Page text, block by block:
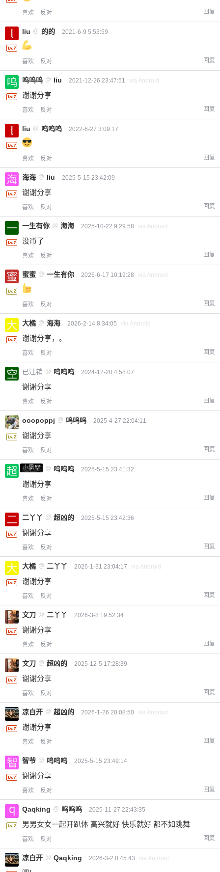
喜欢 反对 回复
liu @ 的的 2021-6-9 5:53:59
喜欢 反对 回复
呜呜呜 @ liu 2021-12-26 23:47:51 via Android
谢谢分享
喜欢 反对 回复
liu @ 呜呜呜 2022-6-27 3:09:17
喜欢 反对 回复
海海 @ liu 2025-5-15 23:42:09
谢谢分享
喜欢 反对 回复
一生有你 @ 海海 2025-10-22 9:29:58 via Android
没币了
喜欢 反对 回复
蜜蜜 @ 一生有你 2026-6-17 10:19:28 via Android
喜欢 反对 回复
大橘 @ 海海 2026-2-14 8:34:05 via Android
谢谢分享，。
喜欢 反对 回复
已注销 @ 呜呜呜 2024-12-20 4:58:07
谢谢分享
喜欢 反对 回复
ooopoppj @ 呜呜呜 2025-4-27 22:04:11
谢谢分享
喜欢 反对 回复
小黑屋
超凶的 @ 呜呜呜 2025-5-15 23:41:32
谢谢分享
喜欢 反对 回复
二丫丫 @ 超凶的 2025-5-15 23:42:36
谢谢分享
喜欢 反对 回复
大橘 @ 二丫丫 2026-1-31 23:04:17 via Android
谢谢分享
喜欢 反对 回复
文刀 @ 二丫丫 2026-3-8 19:52:34
谢谢分享
喜欢 反对 回复
文刀 @ 超凶的 2025-12-5 17:28:39
谢谢分享
喜欢 反对 回复
凉白开 @ 超凶的 2026-1-26 20:08:50 via Android
谢谢分享
喜欢 反对 回复
智爷 @ 呜呜呜 2025-5-15 23:49:14
谢谢分享
喜欢 反对 回复
Qaqking @ 呜呜呜 2025-11-27 22:43:35
男男女女一起开趴体 高兴就好 快乐就好 都不如跳舞
喜欢 反对 回复
凉白开 @ Qaqking 2026-3-2 0:45:43 via Android